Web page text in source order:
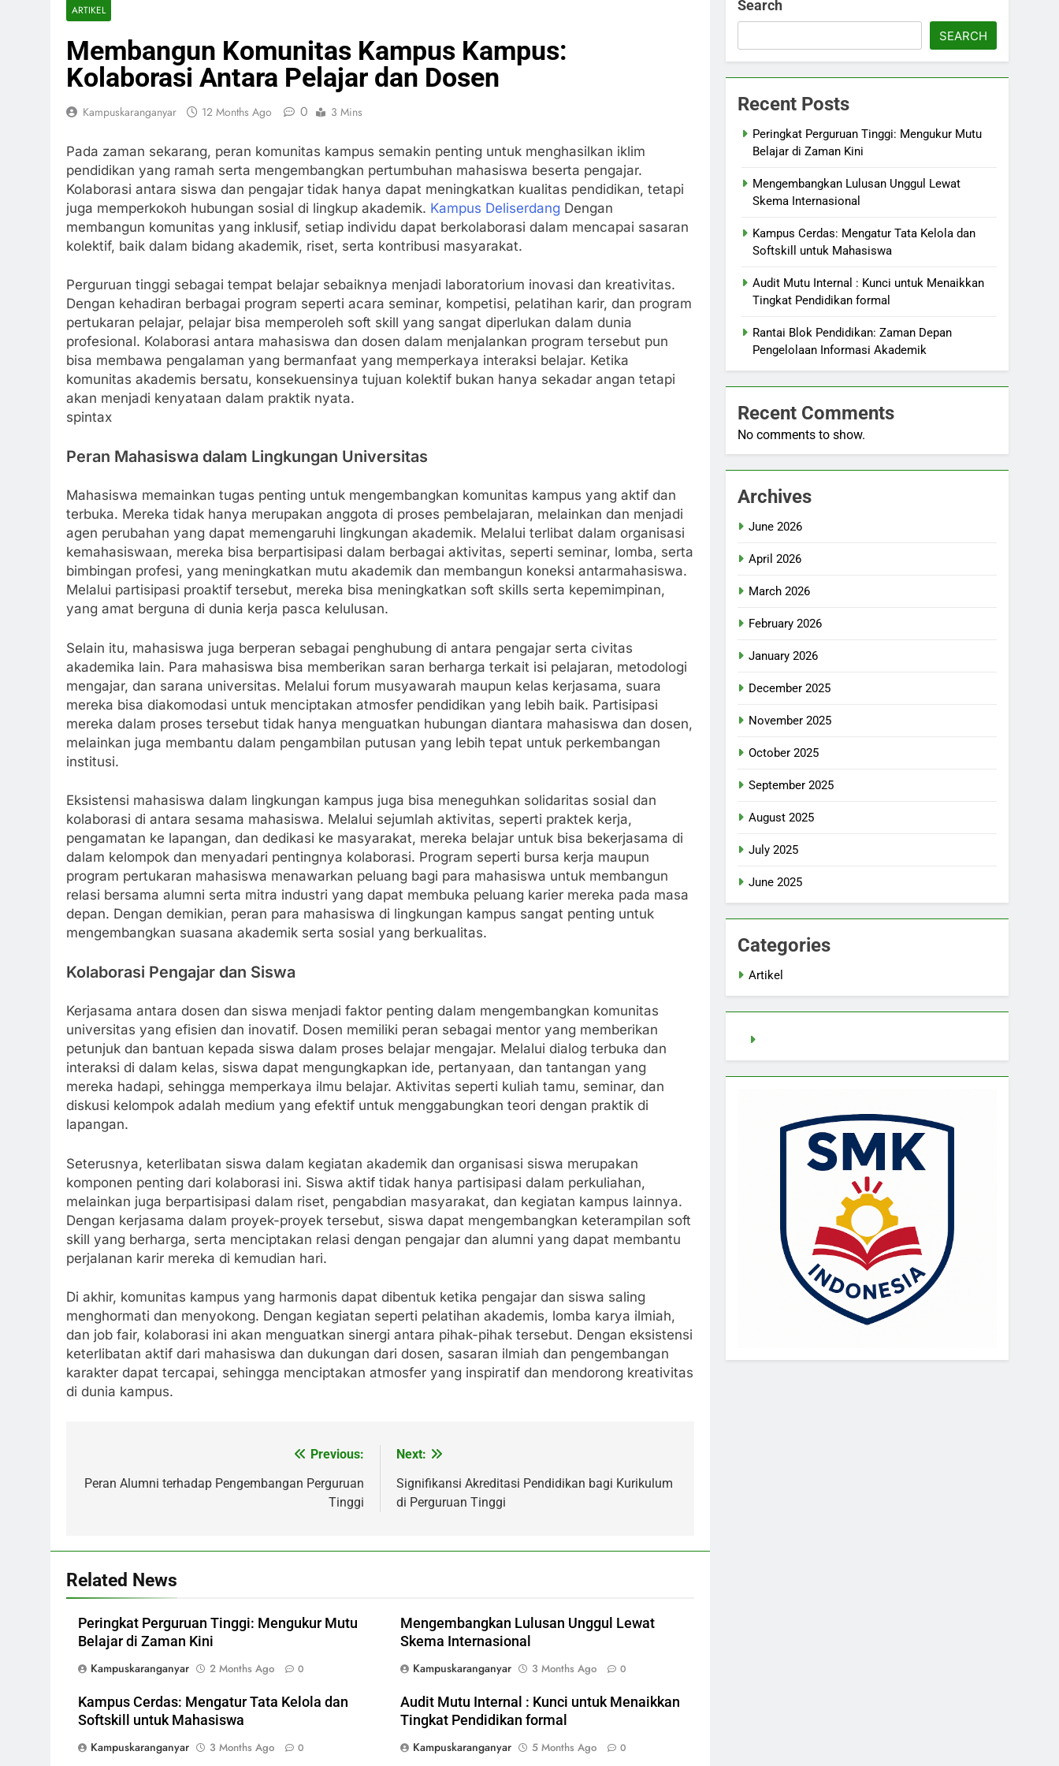
ARTIKEL
Membangun Komunitas Kampus Kampus:
Kolaborasi Antara Pelajar dan Dosen
Kampuskaranganyar 12 Months Ago 0 3 Mins
Pada zaman sekarang, peran komunitas kampus semakin penting untuk menghasilkan iklim
pendidikan yang ramah serta mengembangkan pertumbuhan mahasiswa beserta pengajar.
Kolaborasi antara siswa dan pengajar tidak hanya dapat meningkatkan kualitas pendidikan, tetapi
juga memperkokoh hubungan sosial di lingkup akademik. Kampus Deliserdang Dengan
membangun komunitas yang inklusif, setiap individu dapat berkolaborasi dalam mencapai sasaran
kolektif, baik dalam bidang akademik, riset, serta kontribusi masyarakat.
Perguruan tinggi sebagai tempat belajar sebaiknya menjadi laboratorium inovasi dan kreativitas.
Dengan kehadiran berbagai program seperti acara seminar, kompetisi, pelatihan karir, dan program
pertukaran pelajar, pelajar bisa memperoleh soft skill yang sangat diperlukan dalam dunia
profesional. Kolaborasi antara mahasiswa dan dosen dalam menjalankan program tersebut pun
bisa membawa pengalaman yang bermanfaat yang memperkaya interaksi belajar. Ketika
komunitas akademis bersatu, konsekuensinya tujuan kolektif bukan hanya sekadar angan tetapi
akan menjadi kenyataan dalam praktik nyata.
spintax
Peran Mahasiswa dalam Lingkungan Universitas
Mahasiswa memainkan tugas penting untuk mengembangkan komunitas kampus yang aktif dan
terbuka. Mereka tidak hanya merupakan anggota di proses pembelajaran, melainkan dan menjadi
agen perubahan yang dapat memengaruhi lingkungan akademik. Melalui terlibat dalam organisasi
kemahasiswaan, mereka bisa berpartisipasi dalam berbagai aktivitas, seperti seminar, lomba, serta
bimbingan profesi, yang meningkatkan mutu akademik dan membangun koneksi antarmahasiswa.
Melalui partisipasi proaktif tersebut, mereka bisa meningkatkan soft skills serta kepemimpinan,
yang amat berguna di dunia kerja pasca kelulusan.
Selain itu, mahasiswa juga berperan sebagai penghubung di antara pengajar serta civitas
akademika lain. Para mahasiswa bisa memberikan saran berharga terkait isi pelajaran, metodologi
mengajar, dan sarana universitas. Melalui forum musyawarah maupun kelas kerjasama, suara
mereka bisa diakomodasi untuk menciptakan atmosfer pendidikan yang lebih baik. Partisipasi
mereka dalam proses tersebut tidak hanya menguatkan hubungan diantara mahasiswa dan dosen,
melainkan juga membantu dalam pengambilan putusan yang lebih tepat untuk perkembangan
institusi.
Eksistensi mahasiswa dalam lingkungan kampus juga bisa meneguhkan solidaritas sosial dan
kolaborasi di antara sesama mahasiswa. Melalui sejumlah aktivitas, seperti praktek kerja,
pengamatan ke lapangan, dan dedikasi ke masyarakat, mereka belajar untuk bisa bekerjasama di
dalam kelompok dan menyadari pentingnya kolaborasi. Program seperti bursa kerja maupun
program pertukaran mahasiswa menawarkan peluang bagi para mahasiswa untuk membangun
relasi bersama alumni serta mitra industri yang dapat membuka peluang karier mereka pada masa
depan. Dengan demikian, peran para mahasiswa di lingkungan kampus sangat penting untuk
mengembangkan suasana akademik serta sosial yang berkualitas.
Kolaborasi Pengajar dan Siswa
Kerjasama antara dosen dan siswa menjadi faktor penting dalam mengembangkan komunitas
universitas yang efisien dan inovatif. Dosen memiliki peran sebagai mentor yang memberikan
petunjuk dan bantuan kepada siswa dalam proses belajar mengajar. Melalui dialog terbuka dan
interaksi di dalam kelas, siswa dapat mengungkapkan ide, pertanyaan, dan tantangan yang
mereka hadapi, sehingga memperkaya ilmu belajar. Aktivitas seperti kuliah tamu, seminar, dan
diskusi kelompok adalah medium yang efektif untuk menggabungkan teori dengan praktik di
lapangan.
Seterusnya, keterlibatan siswa dalam kegiatan akademik dan organisasi siswa merupakan
komponen penting dari kolaborasi ini. Siswa aktif tidak hanya partisipasi dalam perkuliahan,
melainkan juga berpartisipasi dalam riset, pengabdian masyarakat, dan kegiatan kampus lainnya.
Dengan kerjasama dalam proyek-proyek tersebut, siswa dapat mengembangkan keterampilan soft
skill yang berharga, serta menciptakan relasi dengan pengajar dan alumni yang dapat membantu
perjalanan karir mereka di kemudian hari.
Di akhir, komunitas kampus yang harmonis dapat dibentuk ketika pengajar dan siswa saling
menghormati dan menyokong. Dengan kegiatan seperti pelatihan akademis, lomba karya ilmiah,
dan job fair, kolaborasi ini akan menguatkan sinergi antara pihak-pihak tersebut. Dengan eksistensi
keterlibatan aktif dari mahasiswa dan dukungan dari dosen, sasaran ilmiah dan pengembangan
karakter dapat tercapai, sehingga menciptakan atmosfer yang inspiratif dan mendorong kreativitas
di dunia kampus.
navigation
Previous:
Peran Alumni terhadap Pengembangan Perguruan
Tinggi
Next:
Signifikansi Akreditasi Pendidikan bagi Kurikulum
di Perguruan Tinggi
Related News
Peringkat Perguruan Tinggi: Mengukur Mutu
Belajar di Zaman Kini
Kampuskaranganyar
2 Months Ago 0
Mengembangkan Lulusan Unggul Lewat
Skema Internasional
Kampuskaranganyar
3 Months Ago 0
Kampus Cerdas: Mengatur Tata Kelola dan
Softskill untuk Mahasiswa
Kampuskaranganyar
3 Months Ago 0
Audit Mutu Internal : Kunci untuk Menaikkan
Tingkat Pendidikan formal
Kampuskaranganyar
5 Months Ago 0
Search
SEARCH
Recent Posts
Peringkat Perguruan Tinggi: Mengukur Mutu
Belajar di Zaman Kini
Mengembangkan Lulusan Unggul Lewat
Skema Internasional
Kampus Cerdas: Mengatur Tata Kelola dan
Softskill untuk Mahasiswa
Audit Mutu Internal : Kunci untuk Menaikkan
Tingkat Pendidikan formal
Rantai Blok Pendidikan: Zaman Depan
Pengelolaan Informasi Akademik
Recent Comments
No comments to show.
Archives
June 2026
April 2026
March 2026
February 2026
January 2026
December 2025
November 2025
October 2025
September 2025
August 2025
July 2025
June 2025
Categories
Artikel